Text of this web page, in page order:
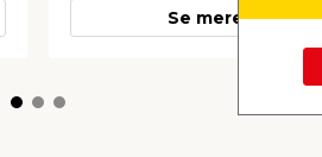
Se mere